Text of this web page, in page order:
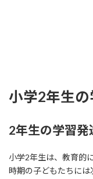
小学2年生
2年生の学習発
小学2年生は、教育的
時期の子どもたちには